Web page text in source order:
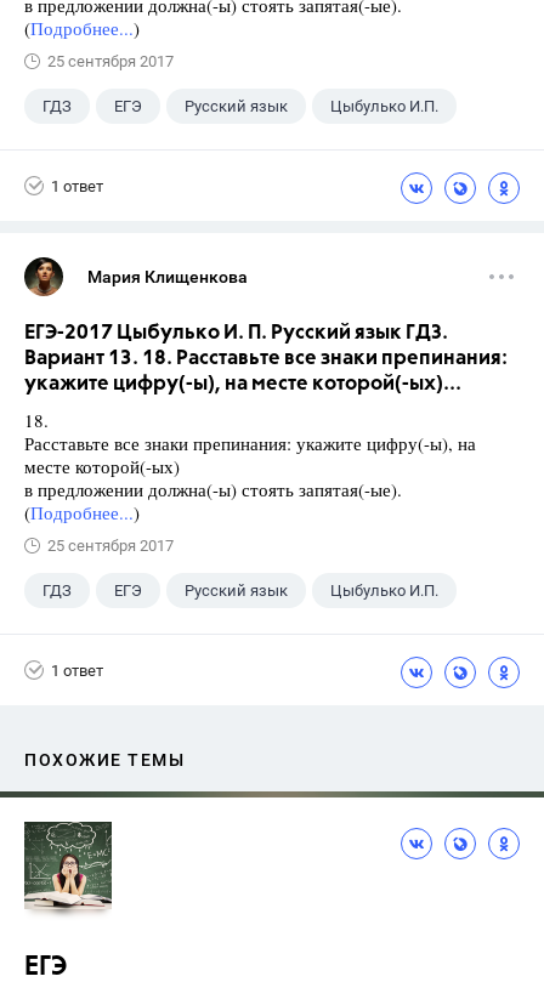
в предложении должна(-ы) стоять запятая(-ые).
(Подробнее...)
25 сентября 2017
ГДЗ ЕГЭ Русский язык Цыбулько И.П.
1 ответ
Мария Клищенкова
ЕГЭ-2017 Цыбулько И. П. Русский язык ГДЗ.
Вариант 13. 18. Расставьте все знаки препинания:
укажите цифру(-ы), на месте которой(-ых)...
18.
Расставьте все знаки препинания: укажите цифру(-ы), на
месте которой(-ых)
в предложении должна(-ы) стоять запятая(-ые).
(Подробнее...)
25 сентября 2017
ГДЗ ЕГЭ Русский язык Цыбулько И.П.
1 ответ
ПОХОЖИЕ ТЕМЫ
ЕГЭ